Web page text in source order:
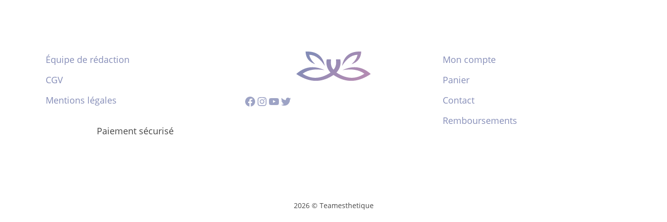
Équipe de rédaction
CGV
Mentions légales
Paiement sécurisé
Facebook
Instagram
YouTube
Twitter
Mon compte
Panier
Contact
Remboursements
2026 © Teamesthetique